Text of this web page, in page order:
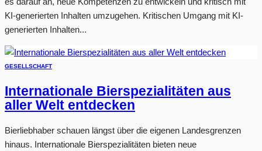
KI-generierten Inhalten umzugehen. Kritischen Umgang mit KI-
generierten Inhalten...
GESELLSCHAFT
Internationale Bierspezialitäten aus
aller Welt entdecken
Bierliebhaber schauen längst über die eigenen Landesgrenzen
hinaus. Internationale Bierspezialitäten bieten neue